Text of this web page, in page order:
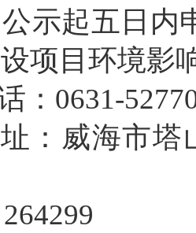
示起五日内
项目环境影
： 0631-
：威海市塔
264299